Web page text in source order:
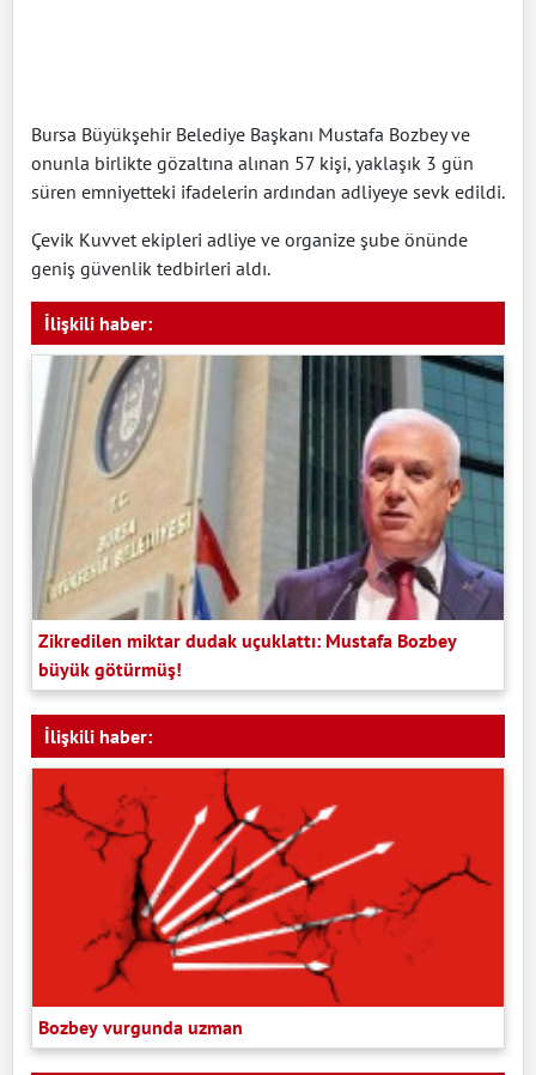
Bursa Büyükşehir Belediye Başkanı Mustafa Bozbey ve
onunla birlikte gözaltına alınan 57 kişi, yaklaşık 3 gün
süren emniyetteki ifadelerin ardından adliyeye sevk edildi.
Çevik Kuvvet ekipleri adliye ve organize şube önünde
geniş güvenlik tedbirleri aldı.
İlişkili haber:
Zikredilen miktar dudak uçuklattı: Mustafa Bozbey
büyük götürmüş!
İlişkili haber:
Bozbey vurgunda uzman